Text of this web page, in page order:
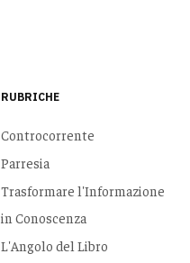
RUBRICHE
Controcorrente
Parresia
Trasformare l'Informazione
in Conoscenza
L'Angolo del Libro